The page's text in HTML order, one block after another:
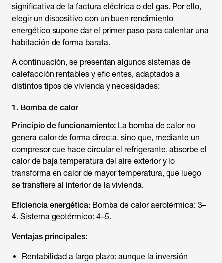
significativa de la factura eléctrica o del gas. Por ello,
elegir un dispositivo con un buen rendimiento
energético supone dar el primer paso para calentar una
habitación de forma barata.
A continuación, se presentan algunos sistemas de
calefacción rentables y eficientes, adaptados a
distintos tipos de vivienda y necesidades:
1. Bomba de calor
Principio de funcionamiento: La bomba de calor no
genera calor de forma directa, sino que, mediante un
compresor que hace circular el refrigerante, absorbe el
calor de baja temperatura del aire exterior y lo
transforma en calor de mayor temperatura, que luego
se transfiere al interior de la vivienda.
Eficiencia energética: Bomba de calor aerotérmica: 3–
4. Sistema geotérmico: 4–5.
Ventajas principales:
Rentabilidad a largo plazo: aunque la inversión